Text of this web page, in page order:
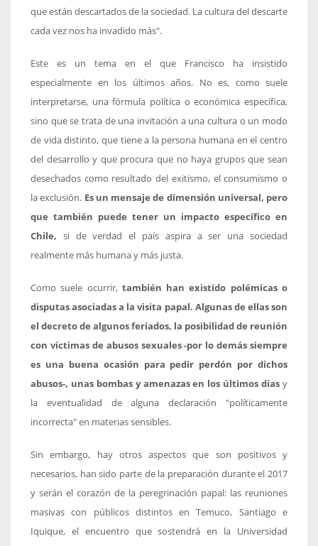
que están descartados de la sociedad. La cultura del descarte
cada vez nos ha invadido más".
Este es un tema en el que Francisco ha insistido
especialmente en los últimos años. No es, como suele
interpretarse, una fórmula política o económica específica,
sino que se trata de una invitación a una cultura o un modo
de vida distinto, que tiene a la persona humana en el centro
del desarrollo y que procura que no haya grupos que sean
desechados como resultado del exitismo, el consumismo o
la exclusión. Es un mensaje de dimensión universal, pero
que también puede tener un impacto específico en
Chile, si de verdad el país aspira a ser una sociedad
realmente más humana y más justa.
Como suele ocurrir, también han existido polémicas o
disputas asociadas a la visita papal. Algunas de ellas son
el decreto de algunos feriados, la posibilidad de reunión
con víctimas de abusos sexuales -por lo demás siempre
es una buena ocasión para pedir perdón por dichos
abusos-, unas bombas y amenazas en los últimos días y
la eventualidad de alguna declaración "políticamente
incorrecta" en materias sensibles.
Sin embargo, hay otros aspectos que son positivos y
necesarios, han sido parte de la preparación durante el 2017
y serán el corazón de la peregrinación papal: las reuniones
masivas con públicos distintos en Temuco, Santiago e
Iquique, el encuentro que sostendrá en la Universidad